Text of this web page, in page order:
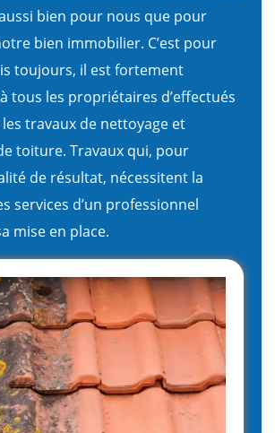
bien pour nous que pour
bien immobilier. C’est pour
toujours, il est fortement
tous les propriétaires d’effectués
travaux de nettoyage et
toiture. Travaux qui, pour
de résultat, nécessitent la
services d’un professionnel
mise en place.